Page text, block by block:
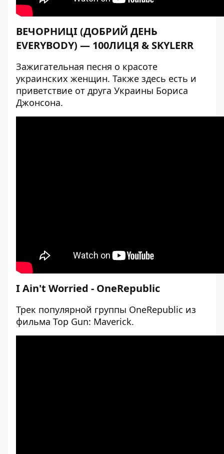
ВЕЧОРНИЦІ (ДОБРИЙ ДЕНЬ
EVERYBODY) — 100ЛИЦЯ & SKYLERR
Зажигательная песня о красоте
украинских женщин. Также здесь есть и
приветствие от друга Украины Бориса
Джонсона.
I Ain't Worried - OneRepublic
Трек популярной группы OneRepublic из
фильма Top Gun: Maverick.